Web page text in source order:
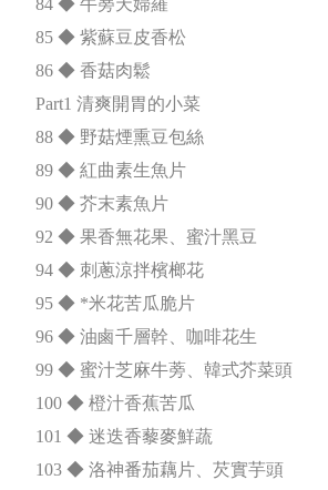
85 ◆ 紫蘇豆皮香松
86 ◆ 香菇肉鬆
Part1 清爽開胃的小菜
88 ◆ 野菇煙熏豆包絲
89 ◆ 紅曲素生魚片
90 ◆ 芥末素魚片
92 ◆ 果香無花果、蜜汁黑豆
94 ◆ 刺蔥涼拌檳榔花
95 ◆ *米花苦瓜脆片
96 ◆ 油鹵千層幹、咖啡花生
99 ◆ 蜜汁芝麻牛蒡、韓式芥菜頭
100 ◆ 橙汁香蕉苦瓜
101 ◆ 迷迭香藜麥鮮蔬
103 ◆ 洛神番茄藕片、芡實芋頭